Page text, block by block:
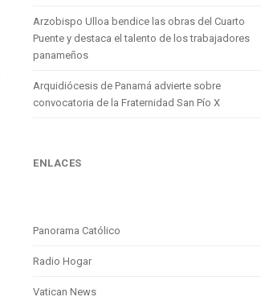
Arzobispo Ulloa bendice las obras del Cuarto
Puente y destaca el talento de los trabajadores
panameños
Arquidiócesis de Panamá advierte sobre
convocatoria de la Fraternidad San Pío X
ENLACES
Panorama Católico
Radio Hogar
Vatican News